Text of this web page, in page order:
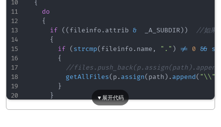
{
do
{
if ( ( fileinfo . attrib &
  _A_SUBDIR
) )
//如果
{
if ( strcmp( fileinfo . name , "." ) != 0 &&
{
//
getAllFiles( p . assign( path ) . append( "\\"
}
}
//如果查找到的不是是文件夹